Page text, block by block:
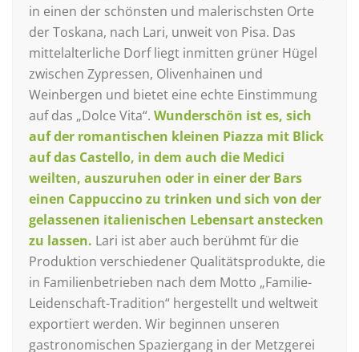
in einen der schönsten und malerischsten Orte
der Toskana, nach Lari, unweit von Pisa. Das
mittelalterliche Dorf liegt inmitten grüner Hügel
zwischen Zypressen, Olivenhainen und
Weinbergen und bietet eine echte Einstimmung
auf das „Dolce Vita“. Wunderschön ist es, sich
auf der romantischen kleinen Piazza mit Blick
auf das Castello, in dem auch die Medici
weilten, auszuruhen oder in einer der Bars
einen Cappuccino zu trinken und sich von der
gelassenen italienischen Lebensart anstecken
zu lassen. Lari ist aber auch berühmt für die
Produktion verschiedener Qualitätsprodukte, die
in Familienbetrieben nach dem Motto „Familie-
Leidenschaft-Tradition“ hergestellt und weltweit
exportiert werden. Wir beginnen unseren
gastronomischen Spaziergang in der Metzgerei